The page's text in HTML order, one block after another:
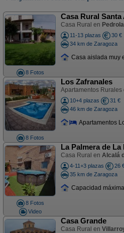
8 Fotos
Casa Rural Santa
Casa Rural en Pedrola
11-13 plazas
30 €
34 km de Zaragoza
Casa aislada muy
8 Fotos
Los Zafranales
Apartamentos Rurales
10+4 plazas
31 €
46 km de Zaragoza
Apartamentos
8 Fotos
Video
La Palmera de La
Casa Rural en Alcalá
4-11+3 plazas
26
35 km de Zaragoza
Capacidad
Casa Grande
Casa Rural en